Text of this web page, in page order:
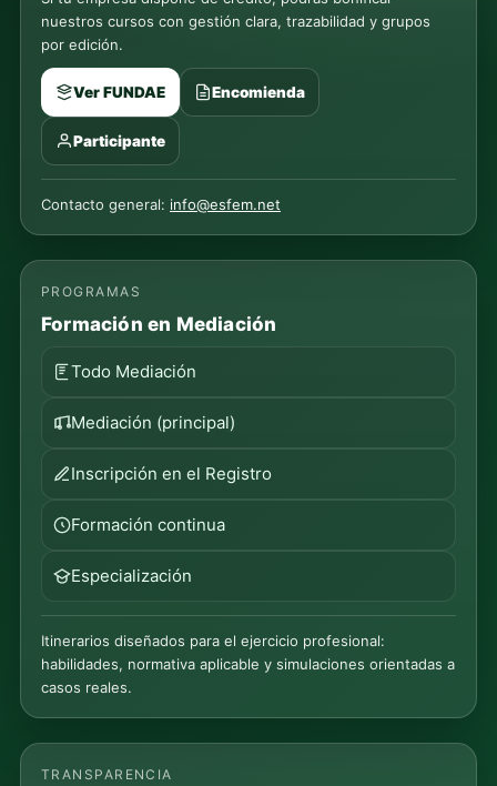
nuestros cursos con gestión clara, trazabilidad y grupos
por edición.
Ver FUNDAE Encomienda
Participante
Contacto general: info@esfem.net
PROGRAMAS
Formación en Mediación
Todo Mediación
Mediación (principal)
Inscripción en el Registro
Formación continua
Especialización
Itinerarios diseñados para el ejercicio profesional:
habilidades, normativa aplicable y simulaciones orientadas a
casos reales.
TRANSPARENCIA